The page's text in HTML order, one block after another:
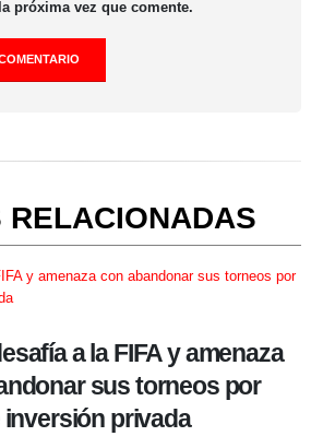
próxima vez que comente.
RELACIONADAS
a la FIFA y amenaza
sus torneos por
inversión privada